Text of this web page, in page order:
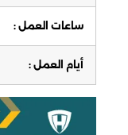
ساعات العمل :
أيام العمل :